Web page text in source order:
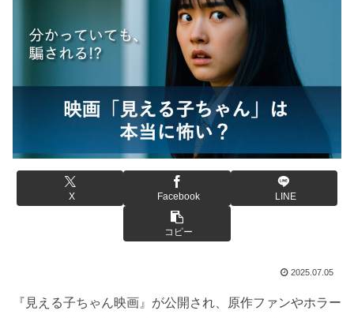
X Facebook LINE
コピー
2025.07.05
『見える子ちゃん映画』が公開され、原作ファンやホラー